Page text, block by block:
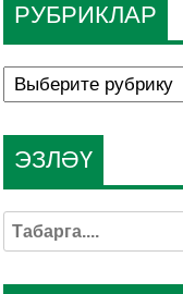
РУБРИКЛАР
ЭЗЛӘҮ